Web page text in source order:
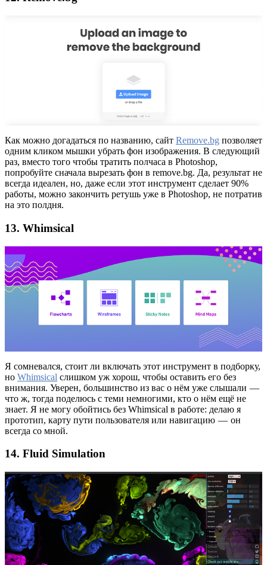
Как можно догадаться по названию, сайт Remove.bg позволяет
одним кликом мышки убрать фон изображения. В следующий
раз, вместо того чтобы тратить полчаса в Photoshop,
попробуйте сначала вырезать фон в remove.bg. Да, результат не
всегда идеален, но, даже если этот инструмент сделает 90%
работы, можно закончить ретушь уже в Photoshop, не потратив
на это полдня.
13. Whimsical
Я сомневался, стоит ли включать этот инструмент в подборку,
но Whimsical слишком уж хорош, чтобы оставить его без
внимания. Уверен, большинство из вас о нём уже слышали —
что ж, тогда поделюсь с теми немногими, кто о нём ещё не
знает. Я не могу обойтись без Whimsical в работе: делаю я
прототип, карту пути пользователя или навигацию — он
всегда со мной.
14. Fluid Simulation